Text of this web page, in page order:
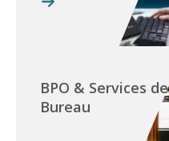
BPO & Services de
Bureau